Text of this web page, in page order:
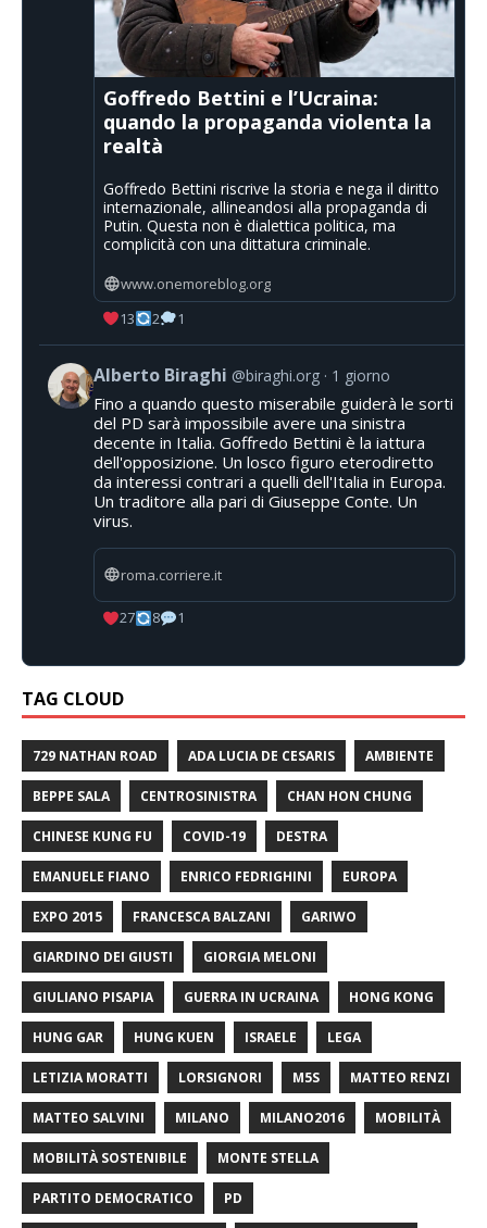
Goffredo Bettini e l’Ucraina:
quando la propaganda violenta la
realtà
Goffredo Bettini riscrive la storia e nega il diritto
internazionale, allineandosi alla propaganda di
Putin. Questa non è dialettica politica, ma
complicità con una dittatura criminale.
www.onemoreblog.org
13
2 1
Alberto Biraghi @biraghi.org 1 giorno
Fino a quando questo miserabile guiderà le sorti
del PD sarà impossibile avere una sinistra
decente in Italia. Goffredo Bettini è la iattura
dell'opposizione. Un losco figuro eterodiretto
da interessi contrari a quelli dell'Italia in Europa.
Un traditore alla pari di Giuseppe Conte. Un
virus.
roma.corriere.it
27 8 1
TAG CLOUD
729 NATHAN ROAD ADA LUCIA DE CESARIS AMBIENTE
BEPPE SALA CENTROSINISTRA CHAN HON CHUNG
CHINESE KUNG FU COVID-19 DESTRA
EMANUELE FIANO ENRICO FEDRIGHINI EUROPA
EXPO 2015 FRANCESCA BALZANI GARIWO
GIARDINO DEI GIUSTI GIORGIA MELONI
GIULIANO PISAPIA GUERRA IN UCRAINA HONG KONG
HUNG GAR HUNG KUEN ISRAELE LEGA
LETIZIA MORATTI LORSIGNORI M5S MATTEO RENZI
MATTEO SALVINI MILANO MILANO2016 MOBILITÀ
MOBILITÀ SOSTENIBILE MONTE STELLA
PARTITO DEMOCRATICO PD